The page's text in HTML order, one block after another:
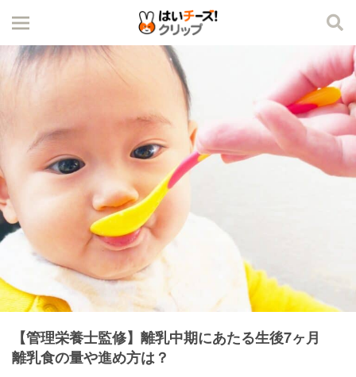
【管理栄養士監修】離乳中期にあたる生後7ヶ月
離乳食の量や進め方は？